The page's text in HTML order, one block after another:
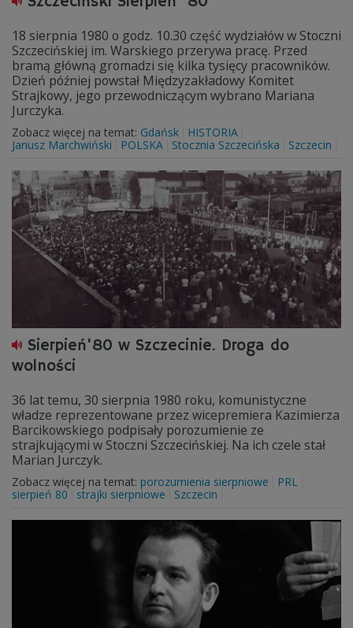
18 sierpnia 1980 o godz. 10.30 część wydziałów w Stoczni
Szczecińskiej im. Warskiego przerywa pracę. Przed
bramą główną gromadzi się kilka tysięcy pracowników.
Dzień później powstał Międzyzakładowy Komitet
Strajkowy, jego przewodniczącym wybrano Mariana
Jurczyka.
Zobacz więcej na temat: Gdańsk
HISTORIA
Janusz Marchwiński
POLSKA Stocznia Szczecińska Szczecin
Sierpień'80 w Szczecinie. Droga do
wolności
36 lat temu, 30 sierpnia 1980 roku, komunistyczne
władze reprezentowane przez wicepremiera Kazimierza
Barcikowskiego podpisały porozumienie ze
strajkującymi w Stoczni Szczecińskiej. Na ich czele stał
Marian Jurczyk.
Zobacz więcej na temat: porozumienia sierpniowe
PRL
sierpień 80
strajki sierpniowe Szczecin